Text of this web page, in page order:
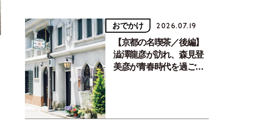
おでかけ 2026.07.19
【京都の名喫茶／後編】
澁澤龍彦が訪れ、森見登
美彦が青春時代を過ごし